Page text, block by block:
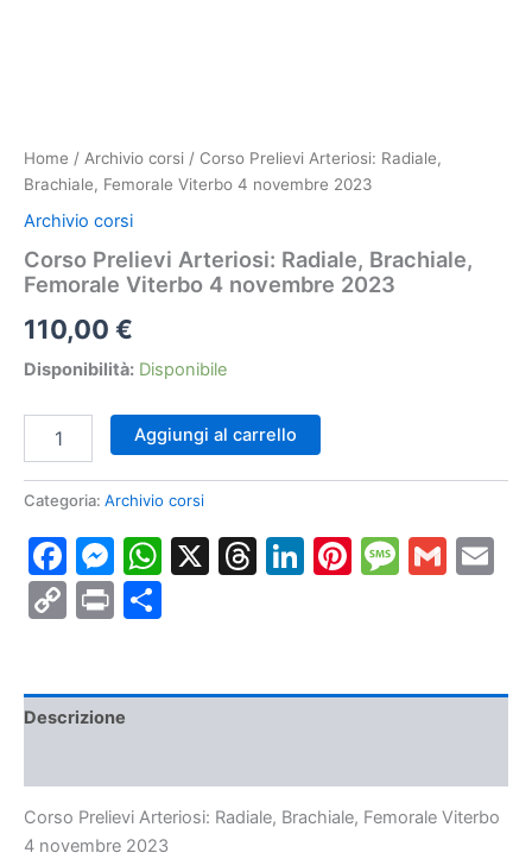
Home / Archivio corsi / Corso Prelievi Arteriosi: Radiale,
Brachiale, Femorale Viterbo 4 novembre 2023
Archivio corsi
Corso Prelievi Arteriosi: Radiale, Brachiale,
Femorale Viterbo 4 novembre 2023
110,00 €
Disponibilità: Disponibile
Prelievi
Radiale,
Femorale
Viterbo
4
novembre
Aggiungi al carrello
Categoria: Archivio corsi
Facebook
Messenger
WhatsApp
X Threads
LinkedIn
Pinterest
Copy
Print
Descrizione
Corso Prelievi Arteriosi: Radiale, Brachiale, Femorale Viterbo
4 novembre 2023